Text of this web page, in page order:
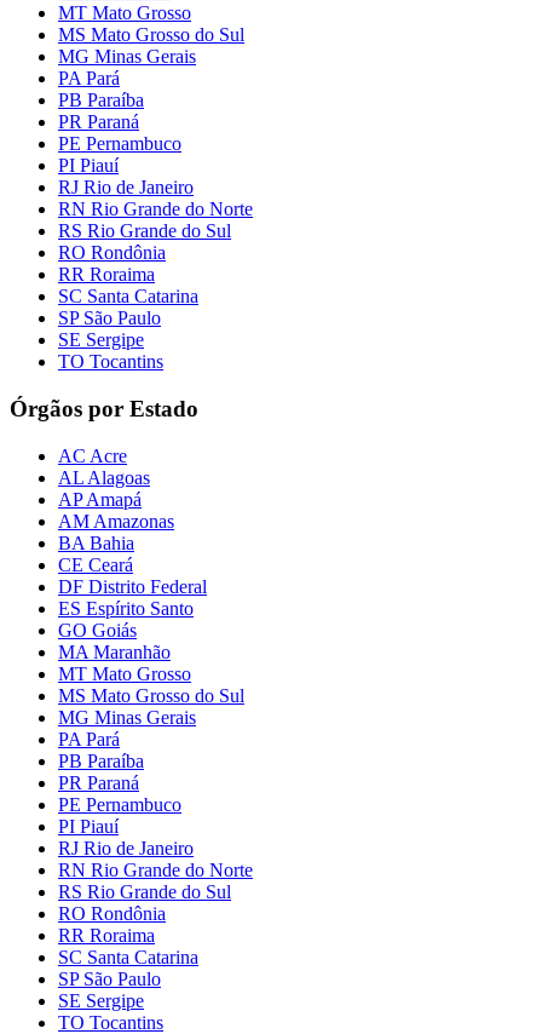
MT Mato Grosso
MS Mato Grosso do Sul
MG Minas Gerais
PA Pará
PB Paraíba
PR Paraná
PE Pernambuco
PI Piauí
RJ Rio de Janeiro
RN Rio Grande do Norte
RS Rio Grande do Sul
RO Rondônia
RR Roraima
SC Santa Catarina
SP São Paulo
SE Sergipe
TO Tocantins
Órgãos por Estado
AC Acre
AL Alagoas
AP Amapá
AM Amazonas
BA Bahia
CE Ceará
DF Distrito Federal
ES Espírito Santo
GO Goiás
MA Maranhão
MT Mato Grosso
MS Mato Grosso do Sul
MG Minas Gerais
PA Pará
PB Paraíba
PR Paraná
PE Pernambuco
PI Piauí
RJ Rio de Janeiro
RN Rio Grande do Norte
RS Rio Grande do Sul
RO Rondônia
RR Roraima
SC Santa Catarina
SP São Paulo
SE Sergipe
TO Tocantins